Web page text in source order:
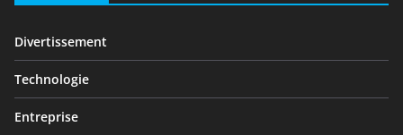
Divertissement
Technologie
Entreprise